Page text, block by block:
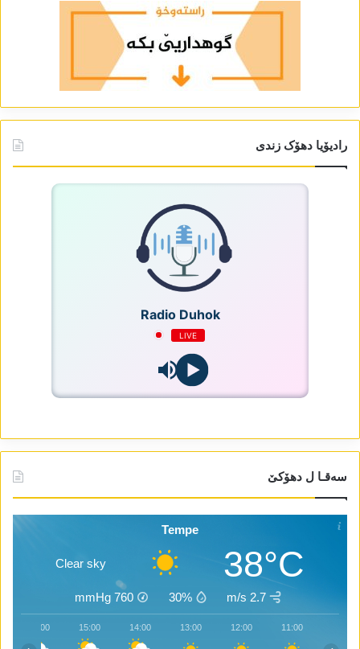
رادیۆیا دھۆک زندی
Radio Duhok
LIVE
سەقـا ل دھۆکێ
Tempe
38°C
Clear sky
2.7 m/s
30%
760
mmHg
11:00
12:00
13:00
14:00
15:00
16:00